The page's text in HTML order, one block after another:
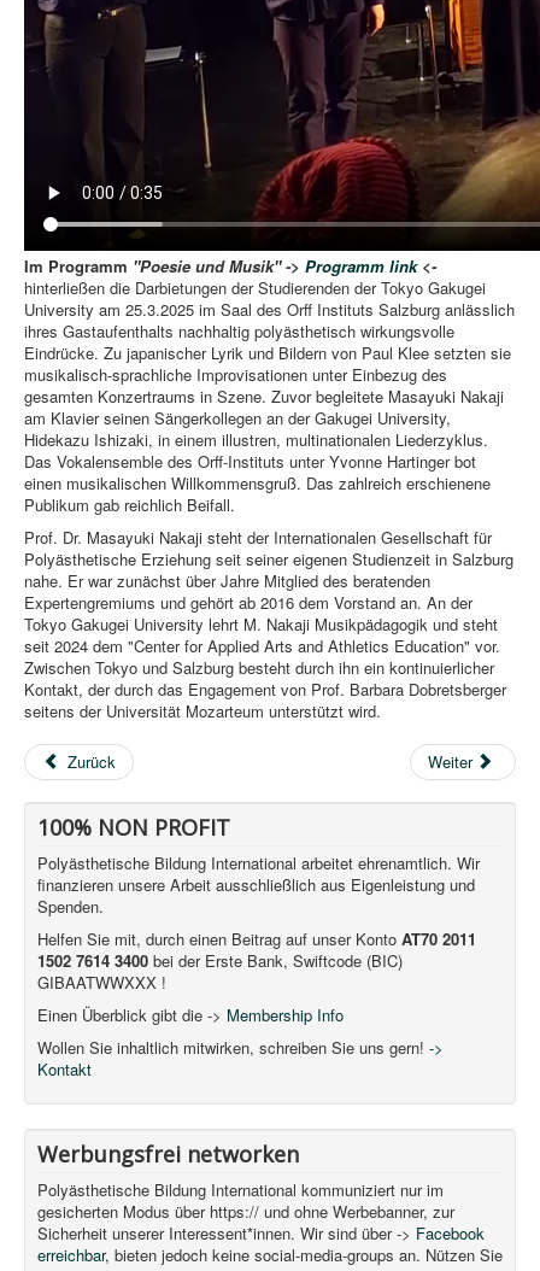
Im Programm "Poesie und Musik" -> Programm link<-
hinterließen die Darbietungen der Studierenden der Tokyo Gakugei
University am 25.3.2025 im Saal des Orff Instituts Salzburg anlässlich
ihres Gastaufenthalts nachhaltig polyästhetisch wirkungsvolle
Eindrücke. Zu japanischer Lyrik und Bildern von Paul Klee setzten sie
musikalisch-sprachliche Improvisationen unter Einbezug des
gesamten Konzertraums in Szene. Zuvor begleitete Masayuki Nakaji
am Klavier seinen Sängerkollegen an der Gakugei University,
Hidekazu Ishizaki, in einem illustren, multinationalen Liederzyklus.
Das Vokalensemble des Orff-Instituts unter Yvonne Hartinger bot
einen musikalischen Willkommensgruß. Das zahlreich erschienene
Publikum gab reichlich Beifall.
Prof. Dr. Masayuki Nakaji steht der Internationalen Gesellschaft für
Polyästhetische Erziehung seit seiner eigenen Studienzeit in Salzburg
nahe. Er war zunächst über Jahre Mitglied des beratenden
Expertengremiums und gehört ab 2016 dem Vorstand an. An der
Tokyo Gakugei University lehrt M. Nakaji Musikpädagogik und steht
seit 2024 dem "Center for Applied Arts and Athletics Education" vor.
Zwischen Tokyo und Salzburg besteht durch ihn ein kontinuierlicher
Kontakt, der durch das Engagement von Prof. Barbara Dobretsberger
seitens der Universität Mozarteum unterstützt wird.
Zurück Weiter
100% NON PROFIT
Polyästhetische Bildung International arbeitet ehrenamtlich. Wir
finanzieren unsere Arbeit ausschließlich aus Eigenleistung und
Spenden.
Helfen Sie mit, durch einen Beitrag auf unser Konto AT70 2011
1502 7614 3400 bei der Erste Bank, Swiftcode (BIC)
GIBAATWWXXX !
Einen Überblick gibt die -> Membership Info
Wollen Sie inhaltlich mitwirken, schreiben Sie uns gern! ->
Kontakt
Werbungsfrei networken
Polyästhetische Bildung International kommuniziert nur im
gesicherten Modus über https:// und ohne Werbebanner, zur
Sicherheit unserer Interessent*innen. Wir sind über -> Facebook
erreichbar, bieten jedoch keine social-media-groups an. Nützen Sie